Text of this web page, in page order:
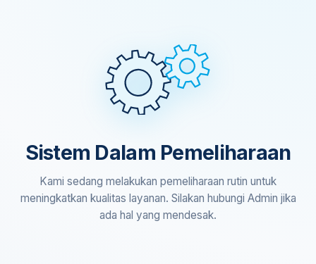
Sistem Dalam Pemeliharaan
Kami sedang melakukan pemeliharaan rutin untuk
meningkatkan kualitas layanan. Silakan hubungi Admin jika
ada hal yang mendesak.